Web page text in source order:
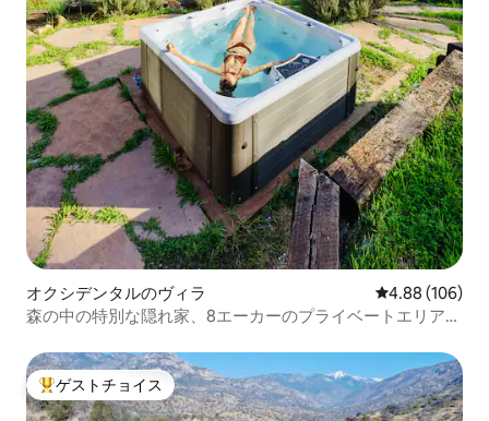
オクシデンタルのヴィラ レビュー106
4.88 (106)
森の中の特別な隠れ家、8エーカーのプライベートエリア＋
大好評のゲストチョイスです。
ゲストチョイス